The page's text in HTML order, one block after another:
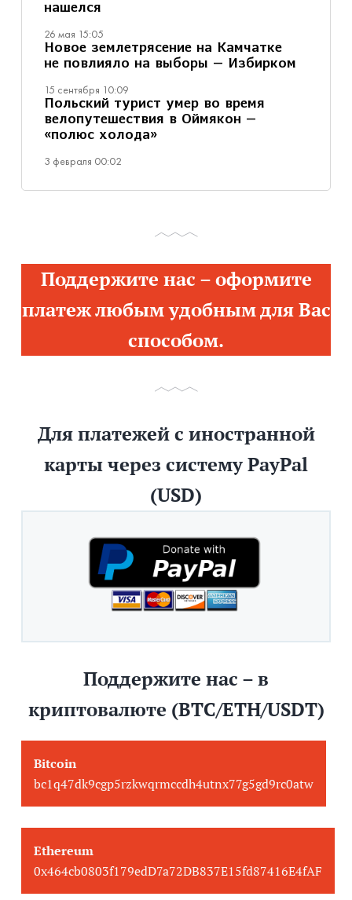
нашелся
26 мая 15:05
Новое землетрясение на Камчатке
не повлияло на выборы — Избирком
15 сентября 10:09
Польский турист умер во время
велопутешествия в Оймякон —
«полюс холода»
3 февраля 00:02
Поддержите нас – оформите
платеж любым удобным для Вас
способом.
Для платежей с иностранной
карты через систему PayPal
(USD)
Поддержите нас – в
криптовалюте (BTC/ETH/USDT)
Bitcoin
bc1q47dk9cgp5rzkwqrmccdh4utnx77g5gd9rc0atw
Ethereum
0x464cb0803f179edD7a72DB837E15fd87416E4fAF